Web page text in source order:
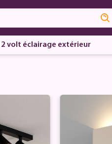
volt éclairage extérieur